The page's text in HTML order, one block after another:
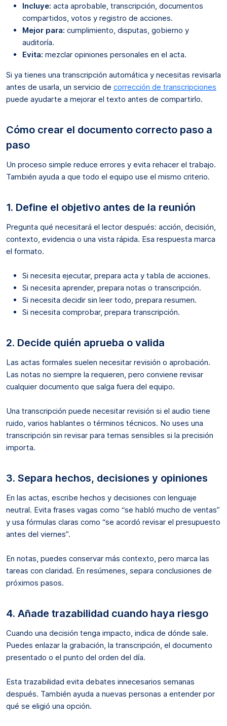
Incluye: acta aprobable, transcripción, documentos
compartidos, votos y registro de acciones.
Mejor para: cumplimiento, disputas, gobierno y
auditoría.
Evita: mezclar opiniones personales en el acta.
Si ya tienes una transcripción automática y necesitas revisarla
antes de usarla, un servicio de corrección de transcripciones
puede ayudarte a mejorar el texto antes de compartirlo.
Cómo crear el documento correcto paso a
paso
Un proceso simple reduce errores y evita rehacer el trabajo.
También ayuda a que todo el equipo use el mismo criterio.
1. Define el objetivo antes de la reunión
Pregunta qué necesitará el lector después: acción, decisión,
contexto, evidencia o una vista rápida. Esa respuesta marca
el formato.
Si necesita ejecutar, prepara acta y tabla de acciones.
Si necesita aprender, prepara notas o transcripción.
Si necesita decidir sin leer todo, prepara resumen.
Si necesita comprobar, prepara transcripción.
2. Decide quién aprueba o valida
Las actas formales suelen necesitar revisión o aprobación.
Las notas no siempre la requieren, pero conviene revisar
cualquier documento que salga fuera del equipo.
Una transcripción puede necesitar revisión si el audio tiene
ruido, varios hablantes o términos técnicos. No uses una
transcripción sin revisar para temas sensibles si la precisión
importa.
3. Separa hechos, decisiones y opiniones
En las actas, escribe hechos y decisiones con lenguaje
neutral. Evita frases vagas como “se habló mucho de ventas”
y usa fórmulas claras como “se acordó revisar el presupuesto
antes del viernes”.
En notas, puedes conservar más contexto, pero marca las
tareas con claridad. En resúmenes, separa conclusiones de
próximos pasos.
4. Añade trazabilidad cuando haya riesgo
Cuando una decisión tenga impacto, indica de dónde sale.
Puedes enlazar la grabación, la transcripción, el documento
presentado o el punto del orden del día.
Esta trazabilidad evita debates innecesarios semanas
después. También ayuda a nuevas personas a entender por
qué se eligió una opción.